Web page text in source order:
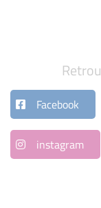
Facebook
instagram